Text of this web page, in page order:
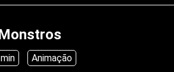
Animação